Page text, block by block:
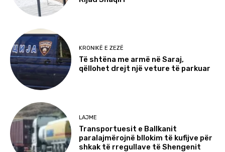
KRONIKË E ZEZË
Të shtëna me armë në Saraj,
qëllohet drejt një veture të parkuar
LAJME
Transportuesit e Ballkanit
paralajmërojnë bllokim të kufijve për
shkak të rregullave të Shengenit